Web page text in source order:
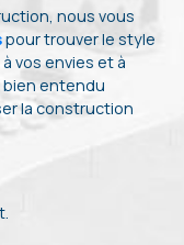
nous vous
pour trouver le style
vos envies et à
entendu
la construction